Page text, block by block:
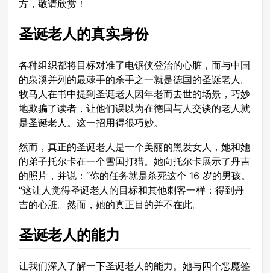
方，敬请欣赏！
圣诞老人的真实身份
各种组织都将目标对准了电锯侠登治的心脏，而与中国
的泉溪并列的最棘手的杀手之一就是德国的圣诞老人。
牧马人在书中提到圣诞老人因年老而去世的场景，巧妙
地欺骗了读者，让他们误以为在德国与人交谈的老人就
是圣诞老人。这一招用得很巧妙。
然而，真正的圣诞老人是一个美丽的黑发女人，她和她
的弟子托尔卡在一个雪国打猎。她向托尔卡展示了丹吉
的照片，并说：“你的任务就是杀死这个 16 岁的男孩。
“这让人觉得圣诞老人的目标和其他刺客一样：得到丹
吉的心脏。然而，她的真正目的并不在此。
圣诞老人的能力
让我们深入了解一下圣诞老人的能力。她与四个恶魔签